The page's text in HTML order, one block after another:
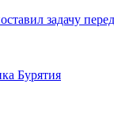
задачу
Бурятия